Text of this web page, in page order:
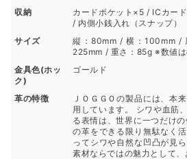
収納
カードポケット×5 / ICカー
/ 内側小銭入れ（スナップ）
サイズ
縦：80mm / 横：100mm /
225mm / 重さ：85g ※数値
金具色(ホッ
ク)
ゴールド
革の特徴
ＪＯＧＧＯの製品には、本
用しています。 シワや血筋
る表情は、世界に一つだけ
の革をできる限り無駄なく
ってシワや自然な凹凸が見
素材ならではの魅力として、